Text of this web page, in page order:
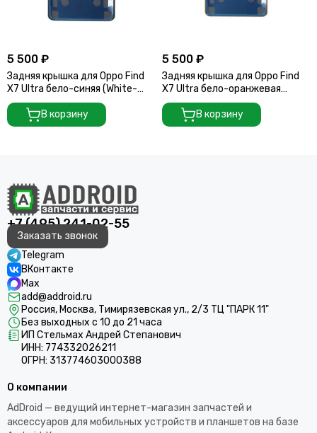
5 500 ₽
Задняя крышка для Oppo Find
X7 Ultra бело-синяя (White-
Blue) со стеклом камеры
В корзину
5 500 ₽
Задняя крышка для Oppo Find
X7 Ultra бело-оранжевая
(White-Orange) со стеклом
камерыВ корзину
+7 (495) 241-02-55
Заказать звонок
Telegram
ВКонтакте
Max
add@addroid.ru
Россия, Москва, Тимирязевская ул., 2/3 ТЦ "ПАРК 11"
Без выходных с 10 до 21 часа
ИП Стельмах Андрей Степанович
ИНН: 774332026211
ОГРН: 313774603000388
О компании
AdDroid — ведущий интернет-магазин запчастей и
аксессуаров для мобильных устройств и планшетов на базе